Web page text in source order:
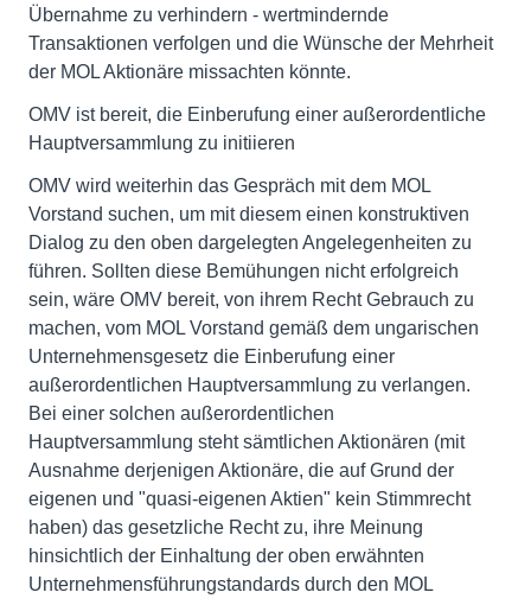
Übernahme zu verhindern - wertmindernde
Transaktionen verfolgen und die Wünsche der Mehrheit
der MOL Aktionäre missachten könnte.
OMV ist bereit, die Einberufung einer außerordentliche
Hauptversammlung zu initiieren
OMV wird weiterhin das Gespräch mit dem MOL
Vorstand suchen, um mit diesem einen konstruktiven
Dialog zu den oben dargelegten Angelegenheiten zu
führen. Sollten diese Bemühungen nicht erfolgreich
sein, wäre OMV bereit, von ihrem Recht Gebrauch zu
machen, vom MOL Vorstand gemäß dem ungarischen
Unternehmensgesetz die Einberufung einer
außerordentlichen Hauptversammlung zu verlangen.
Bei einer solchen außerordentlichen
Hauptversammlung steht sämtlichen Aktionären (mit
Ausnahme derjenigen Aktionäre, die auf Grund der
eigenen und "quasi-eigenen Aktien" kein Stimmrecht
haben) das gesetzliche Recht zu, ihre Meinung
hinsichtlich der Einhaltung der oben erwähnten
Unternehmensführungstandards durch den MOL